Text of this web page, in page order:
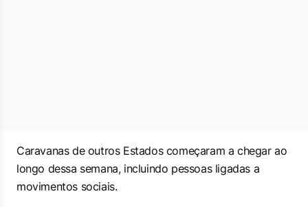
Caravanas de outros Estados começaram a chegar ao
longo dessa semana, incluindo pessoas ligadas a
movimentos sociais.